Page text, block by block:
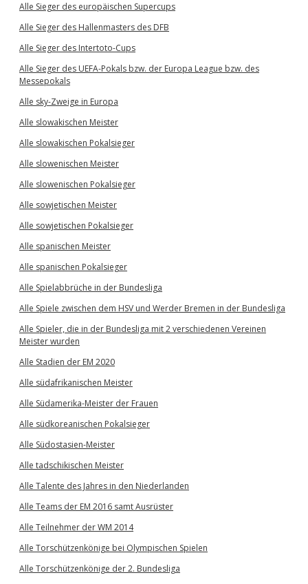
Alle Sieger des europäischen Supercups
Alle Sieger des Hallenmasters des DFB
Alle Sieger des Intertoto-Cups
Alle Sieger des UEFA-Pokals bzw. der Europa League bzw. des
Messepokals
Alle sky-Zweige in Europa
Alle slowakischen Meister
Alle slowakischen Pokalsieger
Alle slowenischen Meister
Alle slowenischen Pokalsieger
Alle sowjetischen Meister
Alle sowjetischen Pokalsieger
Alle spanischen Meister
Alle spanischen Pokalsieger
Alle Spielabbrüche in der Bundesliga
Alle Spiele zwischen dem HSV und Werder Bremen in der Bundesliga
Alle Spieler, die in der Bundesliga mit 2 verschiedenen Vereinen
Meister wurden
Alle Stadien der EM 2020
Alle südafrikanischen Meister
Alle Südamerika-Meister der Frauen
Alle südkoreanischen Pokalsieger
Alle Südostasien-Meister
Alle tadschikischen Meister
Alle Talente des Jahres in den Niederlanden
Alle Teams der EM 2016 samt Ausrüster
Alle Teilnehmer der WM 2014
Alle Torschützenkönige bei Olympischen Spielen
Alle Torschützenkönige der 2. Bundesliga